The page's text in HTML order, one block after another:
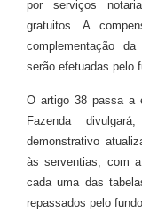
por serviços
gratuitos. A
complementação
serão efetuadas pelo
O artigo 38 passa a
Fazenda
demonstrativo
às serventias, com
cada uma das
repassados pelo